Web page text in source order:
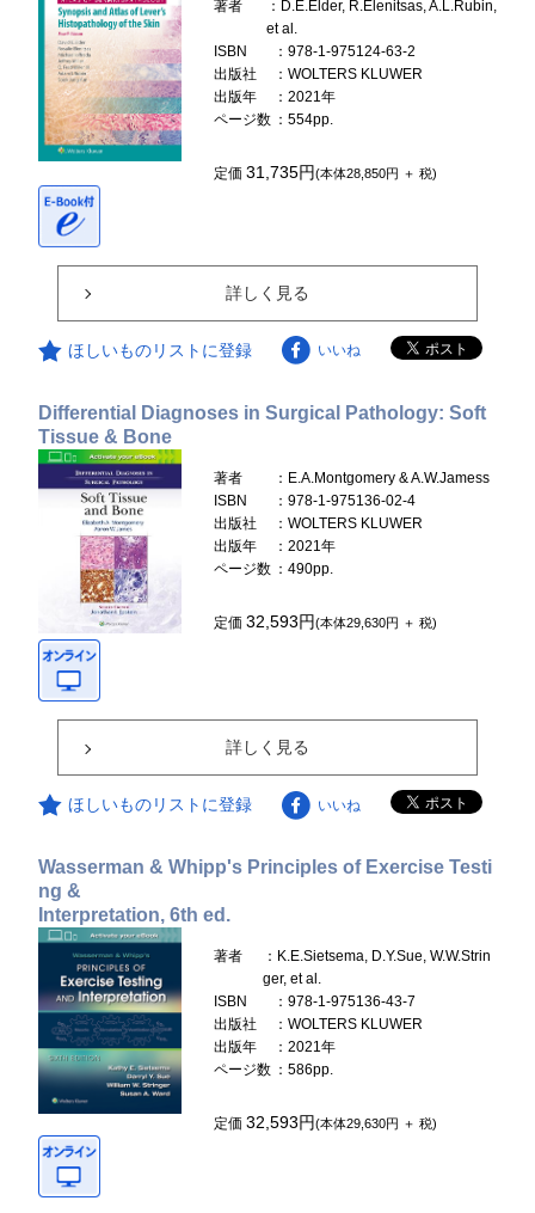
著者
：D.E.Elder, R.Elenitsas, A.L.Rubin,
et al.
ISBN
：978-1-975124-63-2
出版社
：WOLTERS KLUWER
出版年
：2021年
ページ数 ：554pp.
定価31,735円(本体28,850円 ＋ 税)
詳しく見る
ほしいものリストに登録 いいね
Differential Diagnoses in Surgical Pathology: Soft
Tissue & Bone
著者
：E.A.Montgomery & A.W.Jamess
ISBN
：978-1-975136-02-4
出版社
：WOLTERS KLUWER
出版年
：2021年
ページ数 ：490pp.
定価32,593円(本体29,630円 ＋ 税)
詳しく見る
ほしいものリストに登録 いいね
Wasserman & Whipp's Principles of Exercise Testi
ng &
Interpretation, 6th ed.
著者
：K.E.Sietsema, D.Y.Sue, W.W.Strin
ger, et al.
ISBN
：978-1-975136-43-7
出版社
：WOLTERS KLUWER
出版年
：2021年
ページ数 ：586pp.
定価32,593円(本体29,630円 ＋ 税)